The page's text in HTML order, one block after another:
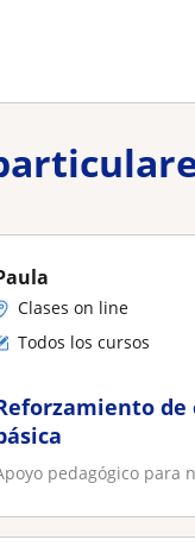
Clases on line
Todos los cursos
de
pedagógico para